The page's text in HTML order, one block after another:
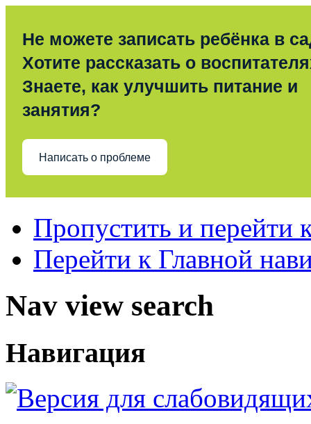
Не можете записать ребёнка в
Хотите рассказать о
Знаете, как улучшить питание и
занятия?
Написать о проблеме
Пропустить и перейти
Перейти к Главной
Nav view search
Навигация